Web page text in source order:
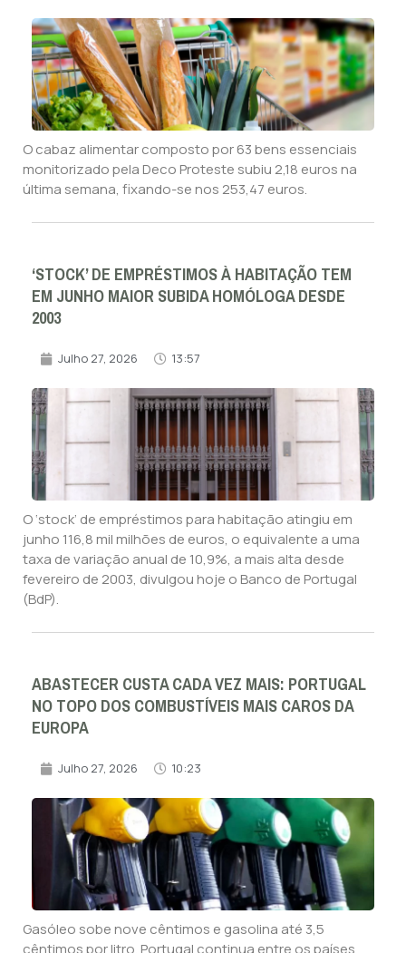
O cabaz alimentar composto por 63 bens essenciais
monitorizado pela Deco Proteste subiu 2,18 euros na
última semana, fixando-se nos 253,47 euros.
‘STOCK’ DE EMPRÉSTIMOS À HABITAÇÃO TEM
EM JUNHO MAIOR SUBIDA HOMÓLOGA DESDE
2003
Julho 27, 2026 13:57
O ‘stock’ de empréstimos para habitação atingiu em
junho 116,8 mil milhões de euros, o equivalente a uma
taxa de variação anual de 10,9%, a mais alta desde
fevereiro de 2003, divulgou hoje o Banco de Portugal
(BdP).
ABASTECER CUSTA CADA VEZ MAIS: PORTUGAL
NO TOPO DOS COMBUSTÍVEIS MAIS CAROS DA
EUROPA
Julho 27, 2026 10:23
Gasóleo sobe nove cêntimos e gasolina até 3,5